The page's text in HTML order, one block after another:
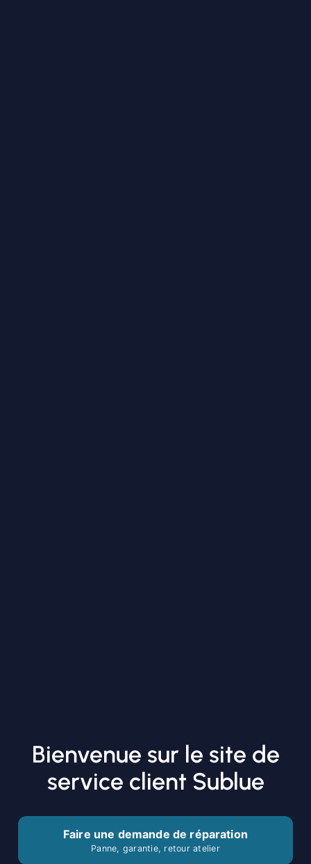
Bienvenue sur le site de
service client Sublue
Faire une demande de réparation
Panne, garantie, retour atelier